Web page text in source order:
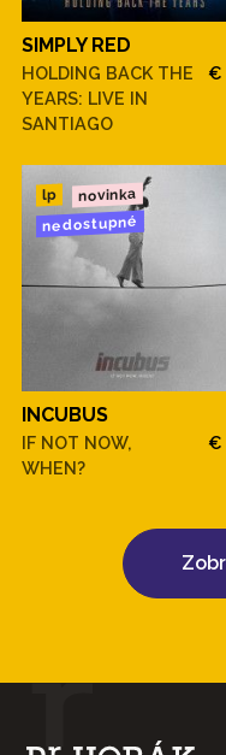
SIMPLY RED
HOLDING BACK THE
YEARS: LIVE IN
SANTIAGO
€
lp novinka
nedostupné
INCUBUS
IF NOT NOW,
WHEN?
€